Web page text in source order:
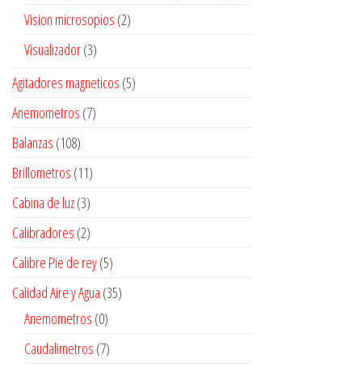
Vision microsopios (2)
Visualizador(3)
Agitadores magneticos (5)
Anemometros (7)
Balanzas (108)
Brillometros (11)
Cabina de luz(3)
Calibradores (2)
Calibre Pie de rey(5)
Calidad Aire y Agua (35)
Anemometros (0)
Caudalimetros (7)